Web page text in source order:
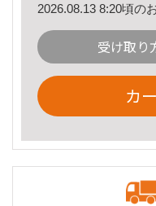
2026.08.13 8:20頃の
受け取り
カ